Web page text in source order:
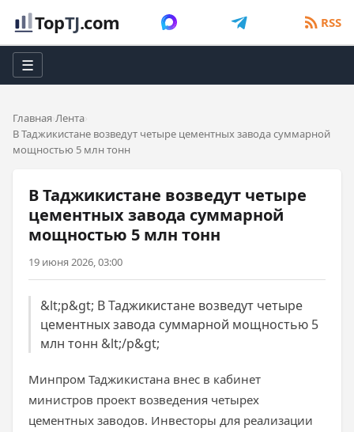
TopTJ.com RSS
☰
Главная Лента
В Таджикистане возведут четыре цементных завода суммарной
мощностью 5 млн тонн
В Таджикистане возведут четыре
цементных завода суммарной
мощностью 5 млн тонн
19 июня 2026, 03:00
&lt;p&gt; В Таджикистане возведут четыре
цементных завода суммарной мощностью 5
млн тонн &lt;/p&gt;
Минпром Таджикистана внес в кабинет
министров проект возведения четырех
цементных заводов. Инвесторы для реализации